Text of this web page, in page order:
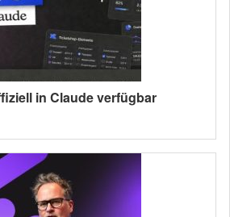
in Claude verfügbar